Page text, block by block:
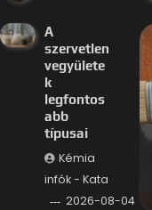
A
szervetlen
vegyülete
k
legfontos
abb
típusai
Kémia
infók - Kata
2026-08-04